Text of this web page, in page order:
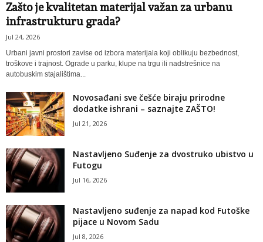
Zašto je kvalitetan materijal važan za urbanu
infrastrukturu grada?
Jul 24, 2026
Urbani javni prostori zavise od izbora materijala koji oblikuju bezbednost,
troškove i trajnost. Ograde u parku, klupe na trgu ili nadstrešnice na
autobuskim stajalištima...
Novosađani sve češće biraju prirodne
dodatke ishrani – saznajte ZAŠTO!
Jul 21, 2026
Nastavljeno Suđenje za dvostruko ubistvo u
Futogu
Jul 16, 2026
Nastavljeno suđenje za napad kod Futoške
pijace u Novom Sadu
Jul 8, 2026